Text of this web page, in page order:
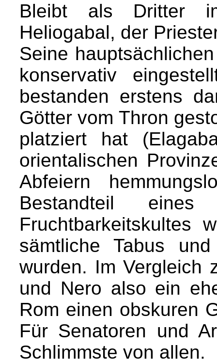
Bleibt als Dritter
Heliogabal, der
Seine
konservativ
bestanden erstens
Götter vom Thron
platziert hat
orientalischen
Abfeiern
Bestandteil eines
Fruchtbarkeitskultes
sämtliche Tabus
wurden. Im Vergleich
und Nero also ein
Rom einen obskuren
Für Senatoren und
Schlimmste von allen.